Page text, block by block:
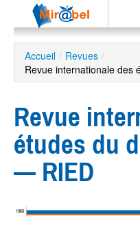
Le réseau
Soutien
Recherche
avancée
ES
Accueil / Revues /
Revue internationale des
Revue
études du
— RIED
1960